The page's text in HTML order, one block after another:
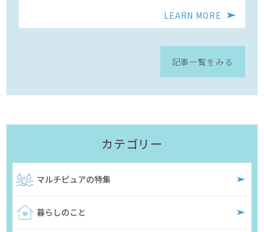
LEARN MORE
記事一覧をみる
カテゴリー
マルチピュアの特集
暮らしのこと